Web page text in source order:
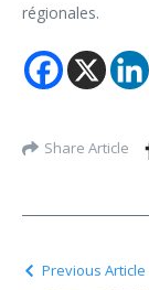
régionales.
Share Article
Previous Article